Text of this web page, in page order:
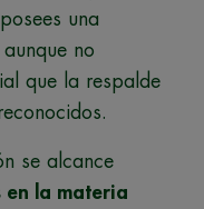
una
no
que la respalde
se alcance
en la materia